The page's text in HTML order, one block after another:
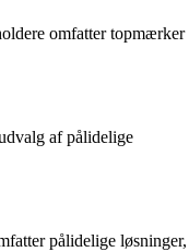
omfatter topmærker
af pålidelige
pålidelige løsninger,